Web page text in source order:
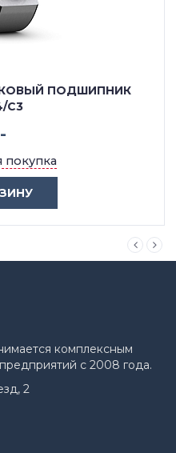
ПОДШИПНИК
C3
покупка
комплексным
с 2008 года.
2